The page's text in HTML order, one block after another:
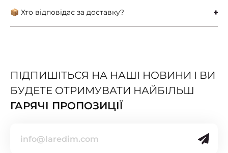
📦 Хто відповідає за доставку?
ПІДПИШІТЬСЯ НА НАШІ НОВИНИ І ВИ
БУДЕТЕ ОТРИМУВАТИ НАЙБІЛЬШ
ГАРЯЧІ ПРОПОЗИЦІЇ